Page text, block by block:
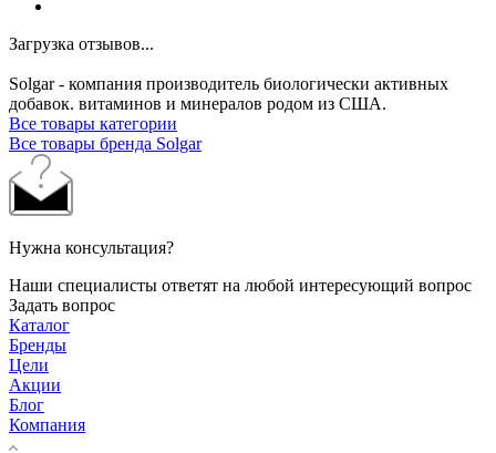
Загрузка отзывов...
Solgar - компания производитель биологически активных
добавок. витаминов и минералов родом из США.
Все товары категории
Все товары бренда Solgar
Нужна консультация?
Наши специалисты ответят на любой интересующий вопрос
Задать вопрос
Каталог
Бренды
Цели
Акции
Блог
Компания